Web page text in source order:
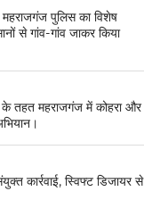
पुलिस का विशेष
से गांव-गांव जाकर किया
तहत महराजगंज में कोहरा और
कार्रवाई, स्विफ्ट डिजायर से